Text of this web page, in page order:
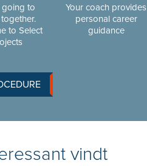
going to
to Select
Your coach provides
personal career
guidance
vindt